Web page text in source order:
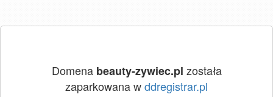
Domena beauty-zywiec.pl została
zaparkowana wddregistrar.pl